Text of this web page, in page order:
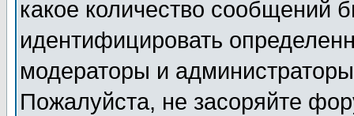
какое количество сообщений
идентифицировать
модераторы и
Пожалуйста, не засоряйте